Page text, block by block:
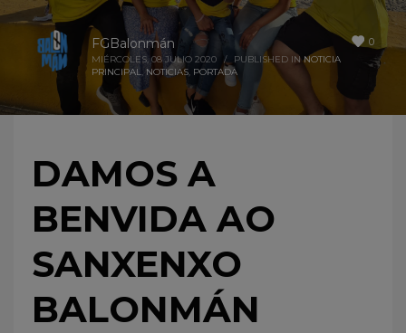
0
FGBalonmán
MIÉRCOLES, 08 JULIO 2020 / PUBLISHED INNOTICIA
PRINCIPAL, NOTICIAS, PORTADA
DAMOS A
BENVIDA AO
SANXENXO
BALONMÁN